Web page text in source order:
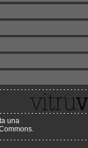
una
.